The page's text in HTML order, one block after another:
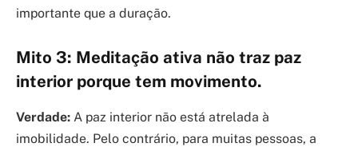
importante que a duração.
Mito 3: Meditação ativa não traz paz
interior porque tem movimento.
Verdade: A paz interior não está atrelada à
imobilidade. Pelo contrário, para muitas pessoas, a